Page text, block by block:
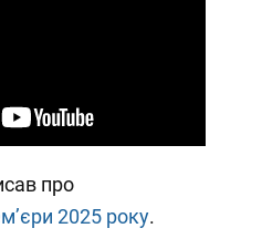
про
2025 року.